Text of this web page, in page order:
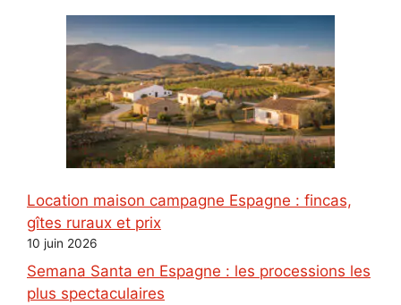
Location maison campagne Espagne : fincas,
gîtes ruraux et prix
10 juin 2026
Semana Santa en Espagne : les processions les
plus spectaculaires